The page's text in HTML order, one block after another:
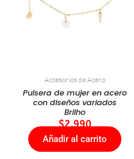
Accesorios de Acero
Pulsera de mujer en acero
con diseños variados
Brilho
$2.990
Añadir al carrito